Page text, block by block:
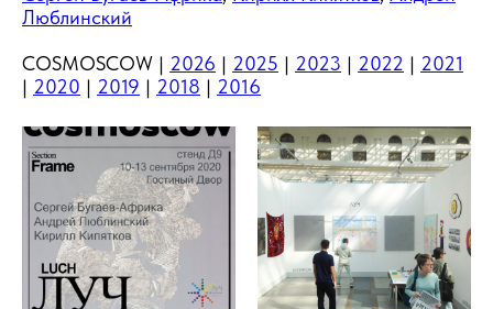
Люблинский
COSMOSCOW | 2026 | 2025 | 2023 | 2022 | 2021
| 2020 | 2019 | 2018 | 2016